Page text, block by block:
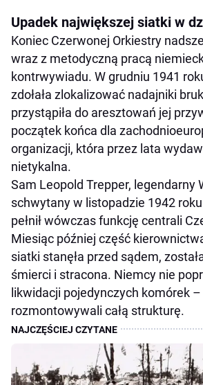
Upadek największej siatki w
Koniec Czerwonej Orkiestry
wraz z metodyczną pracą
kontrwywiadu. W grudniu 1941
zdołała zlokalizować nadajniki
przystąpiła do aresztowań jej
początek końca dla
organizacji, która przez lata
nietykalna.
Sam Leopold Trepper, legendarny
schwytany w listopadzie 1942
pełnił wówczas funkcję centrali
Miesiąc później część
siatki stanęła przed sądem,
śmierci i stracona. Niemcy nie
likwidacji pojedynczych komórek
rozmontowywali całą strukturę.